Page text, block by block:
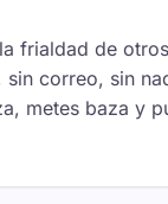
frialdad de
sin correo, sin
metes baza y